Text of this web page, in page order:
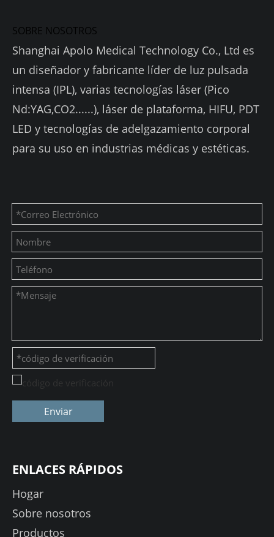
SOBRE NOSOTROS
Shanghai Apolo Medical Technology Co., Ltd es
un diseñador y fabricante líder de luz pulsada
intensa (IPL), varias tecnologías láser (Pico
Nd:YAG,CO2......), láser de plataforma, HIFU, PDT
LED y tecnologías de adelgazamiento corporal
para su uso en industrias médicas y estéticas.
Enviar
ENLACES RÁPIDOS
Hogar
Sobre nosotros
Productos